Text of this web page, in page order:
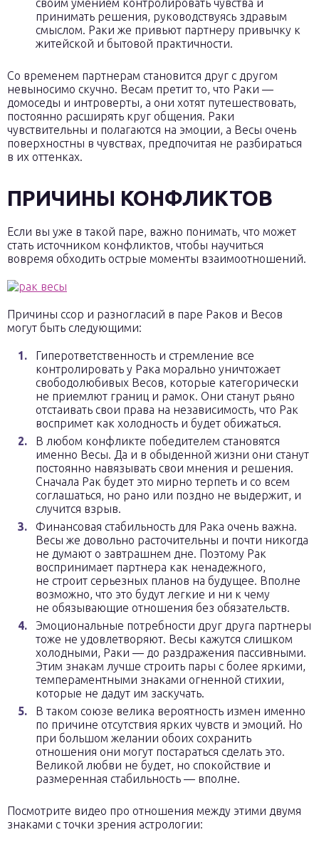
своим умением контролировать чувства и
принимать решения, руководствуясь здравым
смыслом. Раки же привьют партнеру привычку к
житейской и бытовой практичности.
Со временем партнерам становится друг с другом
невыносимо скучно. Весам претит то, что Раки —
домоседы и интроверты, а они хотят путешествовать,
постоянно расширять круг общения. Раки
чувствительны и полагаются на эмоции, а Весы очень
поверхностны в чувствах, предпочитая не разбираться
в их оттенках.
ПРИЧИНЫ КОНФЛИКТОВ
Если вы уже в такой паре, важно понимать, что может
стать источником конфликтов, чтобы научиться
вовремя обходить острые моменты взаимоотношений.
Причины ссор и разногласий в паре Раков и Весов
могут быть следующими:
Гиперответственность и стремление все
контролировать у Рака морально уничтожает
свободолюбивых Весов, которые категорически
не приемлют границ и рамок. Они станут рьяно
отстаивать свои права на независимость, что Рак
воспримет как холодность и будет обижаться.
В любом конфликте победителем становятся
именно Весы. Да и в обыденной жизни они станут
постоянно навязывать свои мнения и решения.
Сначала Рак будет это мирно терпеть и со всем
соглашаться, но рано или поздно не выдержит, и
случится взрыв.
Финансовая стабильность для Рака очень важна.
Весы же довольно расточительны и почти никогда
не думают о завтрашнем дне. Поэтому Рак
воспринимает партнера как ненадежного,
не строит серьезных планов на будущее. Вполне
возможно, что это будут легкие и ни к чему
не обязывающие отношения без обязательств.
Эмоциональные потребности друг друга партнеры
тоже не удовлетворяют. Весы кажутся слишком
холодными, Раки — до раздражения пассивными.
Этим знакам лучше строить пары с более яркими,
темпераментными знаками огненной стихии,
которые не дадут им заскучать.
В таком союзе велика вероятность измен именно
по причине отсутствия ярких чувств и эмоций. Но
при большом желании обоих сохранить
отношения они могут постараться сделать это.
Великой любви не будет, но спокойствие и
размеренная стабильность — вполне.
Посмотрите видео про отношения между этими двумя
знаками с точки зрения астрологии: